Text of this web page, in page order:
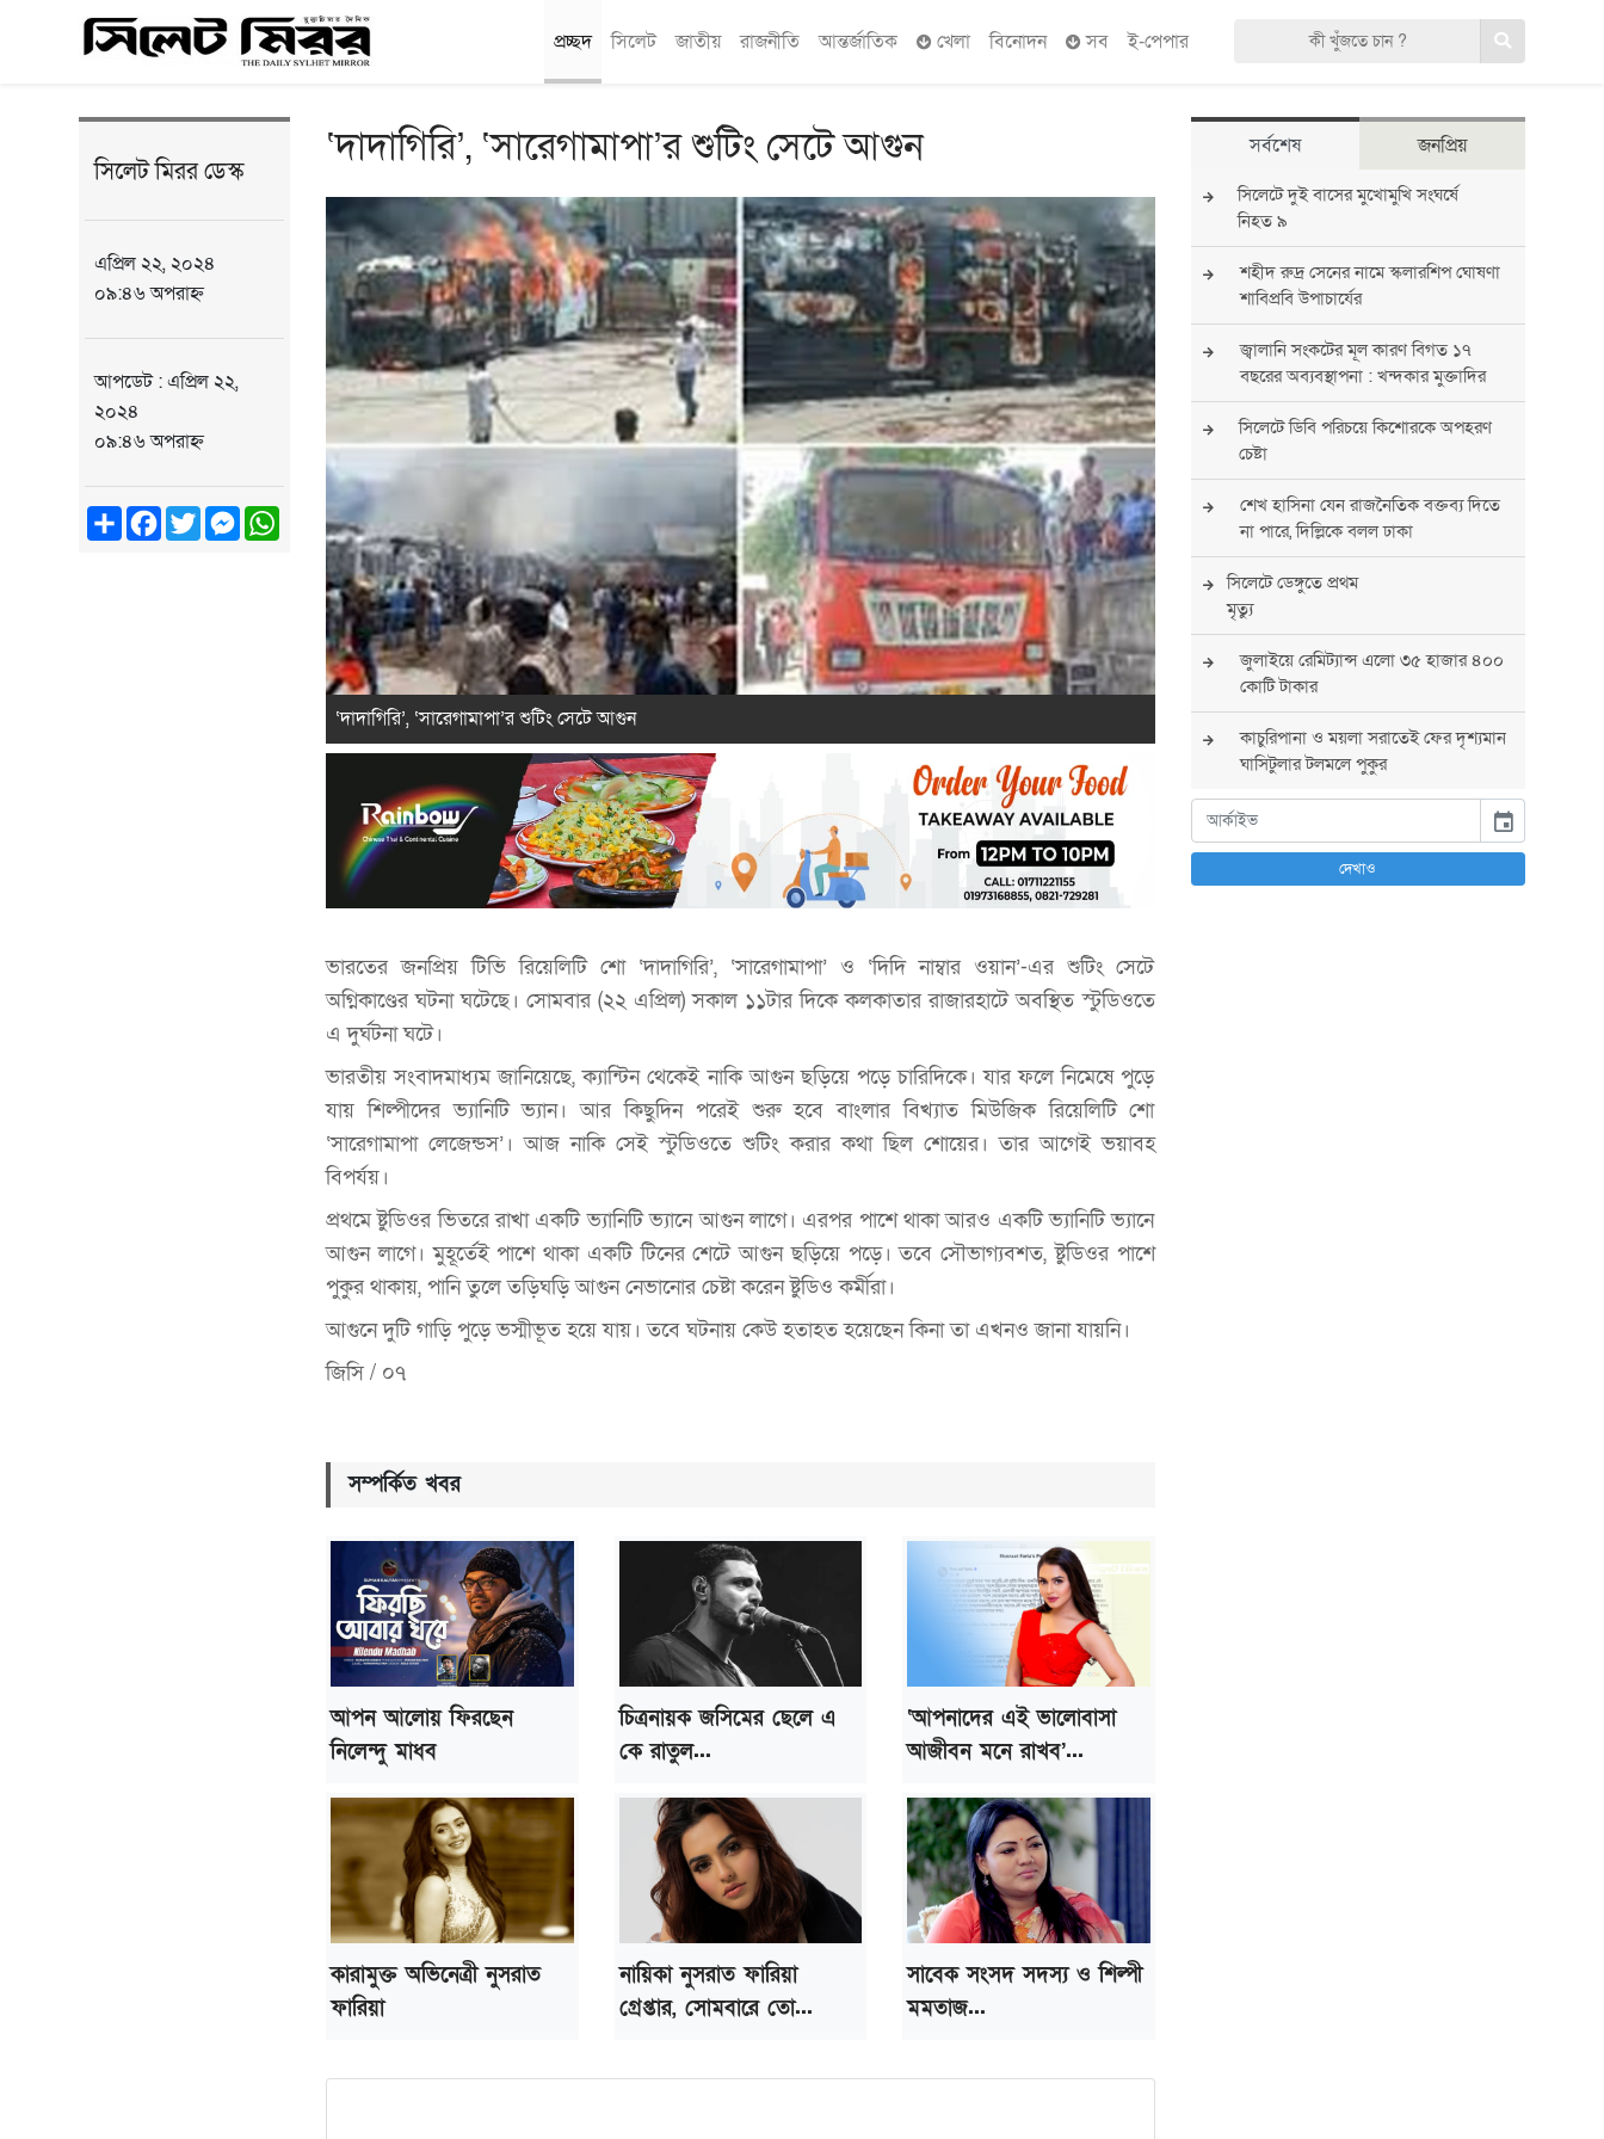
প্রচ্ছদ সিলেট জাতীয় রাজনীতি আন্তর্জাতিক খেলা বিনোদন সব ই-পেপার
সিলেট মিরর ডেস্ক
এপ্রিল ২২, ২০২৪
০৯:৪৬ অপরাহ্ন
আপডেট : এপ্রিল ২২,
২০২৪
০৯:৪৬ অপরাহ্ন
ShareFacebook
TwitterMessenger
WhatsApp
‘দাদাগিরি’, ‘সারেগামাপা’র শুটিং সেটে আগুন
‘দাদাগিরি’, ‘সারেগামাপা’র শুটিং সেটে আগুন
ভারতের জনপ্রিয় টিভি রিয়েলিটি শো ‘দাদাগিরি’, ‘সারেগামাপা’ ও ‘দিদি নাম্বার ওয়ান’-এর শুটিং সেটে
অগ্নিকাণ্ডের ঘটনা ঘটেছে। সোমবার (২২ এপ্রিল) সকাল ১১টার দিকে কলকাতার রাজারহাটে অবস্থিত স্টুডিওতে
এ দুর্ঘটনা ঘটে।
ভারতীয় সংবাদমাধ্যম জানিয়েছে, ক্যান্টিন থেকেই নাকি আগুন ছড়িয়ে পড়ে চারিদিকে। যার ফলে নিমেষে পুড়ে
যায় শিল্পীদের ভ্যানিটি ভ্যান। আর কিছুদিন পরেই শুরু হবে বাংলার বিখ্যাত মিউজিক রিয়েলিটি শো
‘সারেগামাপা লেজেন্ডস’। আজ নাকি সেই স্টুডিওতে শুটিং করার কথা ছিল শোয়ের। তার আগেই ভয়াবহ
বিপর্যয়।
প্রথমে ষ্টুডিওর ভিতরে রাখা একটি ভ্যানিটি ভ্যানে আগুন লাগে। এরপর পাশে থাকা আরও একটি ভ্যানিটি ভ্যানে
আগুন লাগে। মুহূর্তেই পাশে থাকা একটি টিনের শেটে আগুন ছড়িয়ে পড়ে। তবে সৌভাগ্যবশত, ষ্টুডিওর পাশে
পুকুর থাকায়, পানি তুলে তড়িঘড়ি আগুন নেভানোর চেষ্টা করেন ষ্টুডিও কর্মীরা।
আগুনে দুটি গাড়ি পুড়ে ভস্মীভূত হয়ে যায়। তবে ঘটনায় কেউ হতাহত হয়েছেন কিনা তা এখনও জানা যায়নি।
জিসি / ০৭
সম্পর্কিত খবর
আপন আলোয় ফিরছেন
নিলেন্দু মাধব
চিত্রনায়ক জসিমের ছেলে এ
কে রাতুল...
‘আপনাদের এই ভালোবাসা
আজীবন মনে রাখব’...
কারামুক্ত অভিনেত্রী নুসরাত
ফারিয়া
নায়িকা নুসরাত ফারিয়া
গ্রেপ্তার, সোমবারে তো...
সাবেক সংসদ সদস্য ও শিল্পী
মমতাজ...
সর্বশেষ জনপ্রিয়
সিলেটে দুই বাসের মুখোমুখি সংঘর্ষে
নিহত ৯
শহীদ রুদ্র সেনের নামে স্কলারশিপ ঘোষণা
শাবিপ্রবি উপাচার্যের
জ্বালানি সংকটের মূল কারণ বিগত ১৭
বছরের অব্যবস্থাপনা : খন্দকার মুক্তাদির
সিলেটে ডিবি পরিচয়ে কিশোরকে অপহরণ
চেষ্টা
শেখ হাসিনা যেন রাজনৈতিক বক্তব্য দিতে
না পারে, দিল্লিকে বলল ঢাকা
সিলেটে ডেঙ্গুতে প্রথম
মৃত্যু
জুলাইয়ে রেমিট্যান্স এলো ৩৫ হাজার ৪০০
কোটি টাকার
কাচুরিপানা ও ময়লা সরাতেই ফের দৃশ্যমান
ঘাসিটুলার টলমলে পুকুর
সারা দেশে সর্বোচ্চ সতর্কতা জারি
পুলিশের
বিএনপির রাষ্ট্রপতি প্রার্থী চূড়ান্ত করবেন
event
দেখাও